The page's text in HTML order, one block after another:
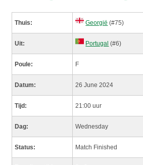
Thuis: Georgië (#75)
Uit: Portugal (#6)
Poule: F
Datum: 26 June 2024
Tijd: 21:00 uur
Dag: Wednesday
Status: Match Finished